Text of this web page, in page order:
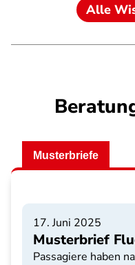
Alle
Musterbriefe
17. Juni 2025
Musterbrief
Passagiere haben